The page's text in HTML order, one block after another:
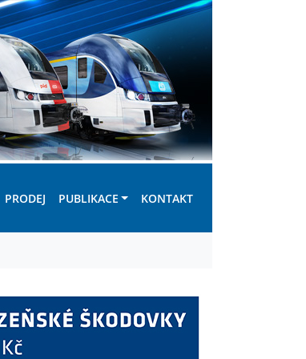
PRODEJ PUBLIKACE KONTAKT